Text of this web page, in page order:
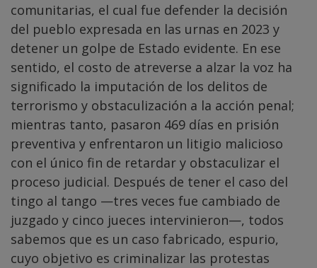
comunitarias, el cual fue defender la decisión
del pueblo expresada en las urnas en 2023 y
detener un golpe de Estado evidente. En ese
sentido, el costo de atreverse a alzar la voz ha
significado la imputación de los delitos de
terrorismo y obstaculización a la acción penal;
mientras tanto, pasaron 469 días en prisión
preventiva y enfrentaron un litigio malicioso
con el único fin de retardar y obstaculizar el
proceso judicial. Después de tener el caso del
tingo al tango —tres veces fue cambiado de
juzgado y cinco jueces intervinieron—, todos
sabemos que es un caso fabricado, espurio,
cuyo objetivo es criminalizar las protestas